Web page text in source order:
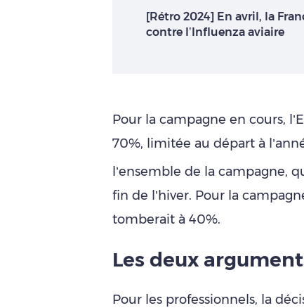
[Rétro 2024] En avril, la
contre l’Influenza aviaire
Pour la campagne en cours,
70%, limitée au départ à
l’ensemble de la campagne,
fin de l’hiver. Pour la
tomberait à 40%.
Les deux
Pour les professionnels, la